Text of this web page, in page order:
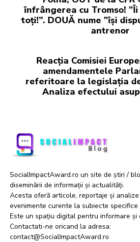
înfrângerea cu Tromso!
toți!”. DOUĂ nume ”își
antrenor
Reacția Comisiei
amendamentele
referitoare la legislația
Analiza efectului
SocialImpactAward.ro un site de știri /
diseminării de informații și actualități.
Acesta oferă articole, reportaje și
evenimente curente la subiecte specifice
Este un spațiu digital pentru informare și
Contactati-ne oricand la adresa:
contact@SocialImpactAward.ro